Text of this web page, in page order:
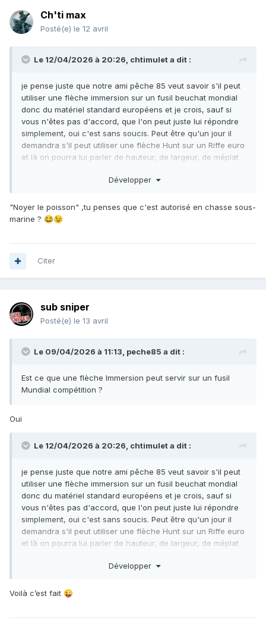
Ch'ti max
Posté(e) le 12 avril
Le 12/04/2026 à 20:26, chtimuleta dit :
je pense juste que notre ami pêche 85 veut savoir s'il peut
utiliser une flèche immersion sur un fusil beuchat mondial
donc du matériel standard européens et je crois, sauf si
vous n'êtes pas d'accord, que l'on peut juste lui répondre
simplement, oui c'est sans soucis. Peut être qu'un jour il
demandra s'il peut utiliser une flèche Hunt sur un Riffe euro
et là on pourra lui parler de hauteur, de largeur, de méplat
Développer
"Noyer le poisson" ,tu penses que c'est autorisé en chasse sous-
marine ? 😂😉
Citer
sub sniper
Posté(e) le 13 avril
Le 09/04/2026 à 11:13, peche85 a dit :
Est ce que une flèche Immersion peut servir sur un fusil
Mundial compétition ?
Oui
Le 12/04/2026 à 20:26, chtimuleta dit :
je pense juste que notre ami pêche 85 veut savoir s'il peut
utiliser une flèche immersion sur un fusil beuchat mondial
donc du matériel standard européens et je crois, sauf si
vous n'êtes pas d'accord, que l'on peut juste lui répondre
simplement, oui c'est sans soucis. Peut être qu'un jour il
demandra s'il peut utiliser une flèche Hunt sur un Riffe euro
et là on pourra lui parler de hauteur, de largeur, de méplat
Développer
Voilà c’est fait 😜